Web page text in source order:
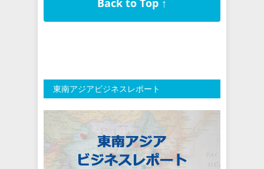
Back to Top ↑
東南アジアビジネスレポート